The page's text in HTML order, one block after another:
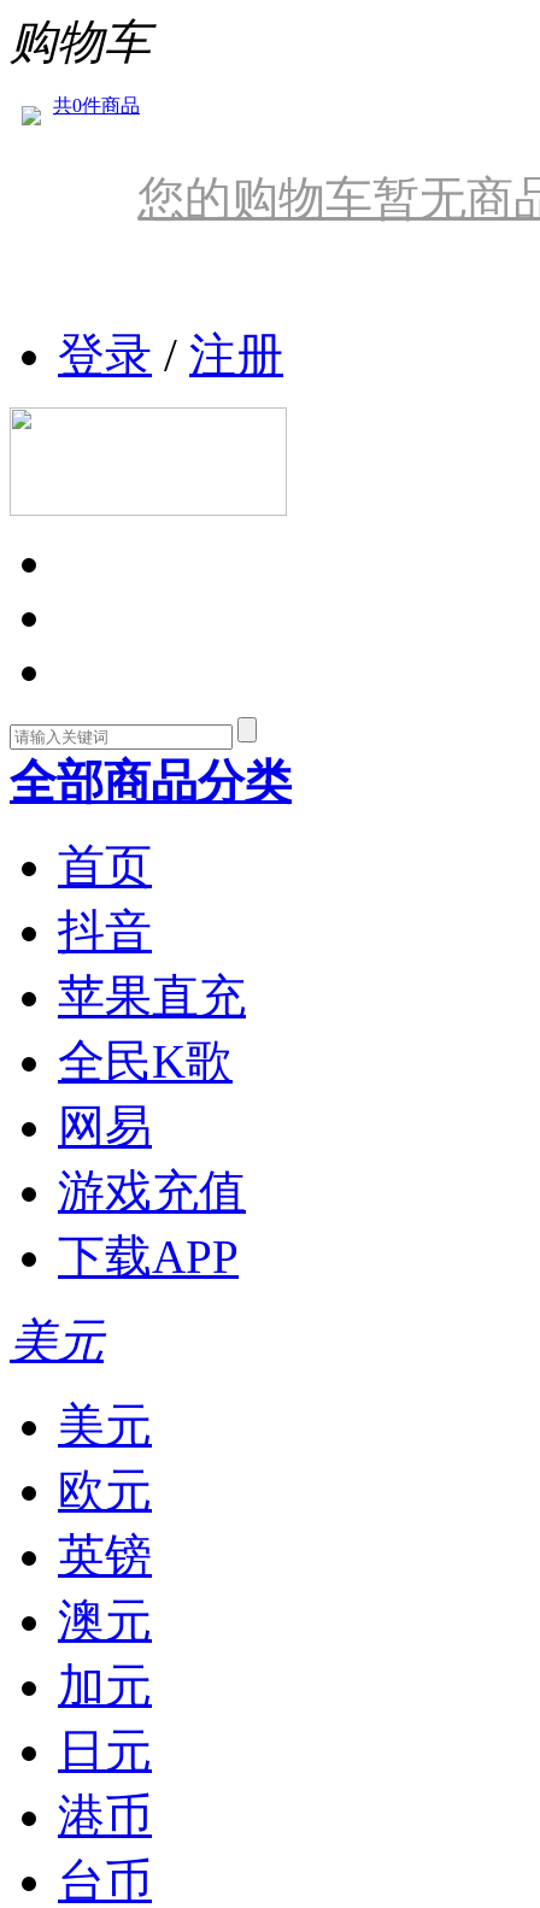
购物车
共0件商品
您的购物车暂无商
登录 / 注册
全部商品分类
首页
抖音
苹果直充
全民K歌
网易
游戏充值
下载APP
美元
美元
欧元
英镑
澳元
加元
日元
港币
台币